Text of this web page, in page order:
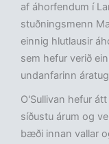
af áhorfendum í
stuðningsmenn
einnig hlutlausir
sem hefur verið
undanfarinn
O'Sullivan hefur
síðustu árum og
bæði innan vallar